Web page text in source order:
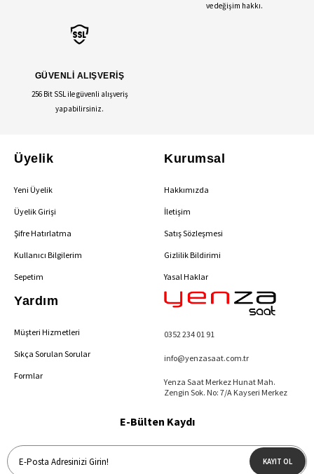
ve değişim hakkı.
GÜVENLİ ALIŞVERİŞ
256 Bit SSL ile güvenli alışveriş
yapabilirsiniz.
Üyelik
Yeni Üyelik
Üyelik Girişi
Şifre Hatırlatma
Kullanıcı Bilgilerim
Sepetim
Kurumsal
Hakkımızda
İletişim
Satış Sözleşmesi
Gizlilik Bildirimi
Yasal Haklar
Yardım
Müşteri Hizmetleri
Sıkça Sorulan Sorular
Formlar
0352 234 01 91
info@yenzasaat.com.tr
Yenza Saat Merkez Hunat Mah.
Zengin Sok. No: 7/A Kayseri Merkez
E-Bülten Kaydı
KAYIT OL